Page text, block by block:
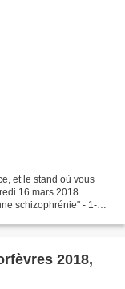
et le stand où vous
16 mars 2018
schizophrénie" - 1-
2018,